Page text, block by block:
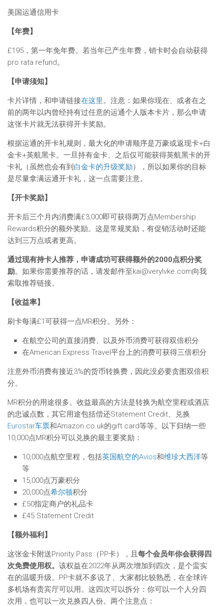
美国运通信用卡
【年费】
£195，第一年免年费。若当年已产生年费，销卡时会自动获得
pro rata refund。
【申请须知】
卡片详情，和申请链接在这里。注意：如果你现在、或者在之
前的两年以内曾经持有过任意的运通个人版本卡片，那么申请
这张卡片就无法获得开卡奖励。
根据运通的开卡礼规则，最大化的申请顺序是万豪或返现卡+白
金卡+英航黑卡。一旦持有金卡、之后仅可能获得英航黑卡的开
卡礼（虽然也会有到 白金卡的升级奖励），所以如果你的目标
是尽量拿满运通开卡礼，这一点需要注意。
【开卡奖励】
开卡后三个月内消费满£3,000即可获得两万点Membership
Rewards积分的额外奖励。这是常规奖励，有促销活动时还能
达到三万点或者更高。
通过现有持卡人推荐，申请成功可获得额外的2000点积分奖
励。如果你需要推荐的话，请发邮件至kai@verylvke.com向我
索取推荐链接。
【收益率】
刷卡每满£1可获得一点MR积分。另外：
在航空公司的直接消费、以及外币消费可获得双倍积分
在American Express Travel平台上的消费可获得三倍积分
注意外币消费有接近3%的货币转换费，因此没必要贪图双倍积
分。
MR积分的用途很多。收益最高的方法是转换为航空里程或酒店
的忠诚点数，其它用途包括偿还Statement Credit、兑换
Eurostar车票和Amazon.co.uk的gift card等等。以下归纳一些
10,000点MR积分可以兑换的最主要奖励：
10,000点航空里程，包括英国航空的Avios和维珍大西洋等
等
15,000点万豪积分
20,000点希尔顿积分
£50指定商户的礼品卡
£45 Statement Credit
【额外福利】
这张金卡附送Priority Pass（PP卡），且 每个会员年你会获得四
次免费使用权。 该权益在2022年从两次增加到四次，是个蛮实
在的温暖升级。PP卡就不多说了、大家都比较熟悉，在全球许
多机场有贵宾厅可以用。这四次可以拆分：你可以一个人分四
次用，也可以一次兑换四人份。两个注意点：